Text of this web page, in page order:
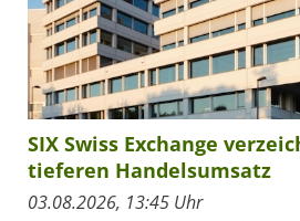
SIX Swiss Exchange
tieferen Handelsumsatz
03.08.2026, 13:45 Uhr